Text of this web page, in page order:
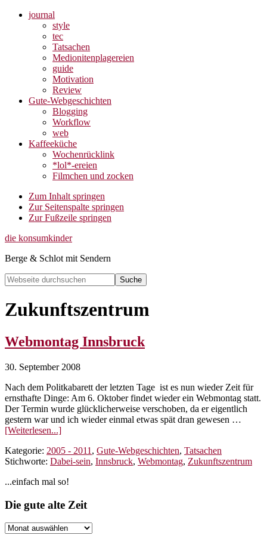
journal
style
tec
Tatsachen
Medionitenplagereien
guide
Motivation
Review
Gute-Webgeschichten
Blogging
Workflow
web
Kaffeeküche
Wochenrücklink
*lol*-ereien
Filmchen und zocken
Zum Inhalt springen
Zur Seitenspalte springen
Zur Fußzeile springen
die konsumkinder
Berge & Schlot mit Sendern
Webseite
durchsuchen
Search
Zukunftszentrum
Webmontag Innsbruck
30. September 2008
Nach dem Politkabarett der letzten Tage ist es nun wieder Zeit für
ernsthafte Dinge: Am 6. Oktober findet wieder ein Webmontag statt.
Der Termin wurde glücklicherweise verschoben, da er eigentlich
gestern war und ich wieder einmal etwas spät dran gewesen …
[Weiterlesen...]ÜberWebmontag
Kategorie: 2005 - 2011 , Gute-Webgeschichten, Tatsachen
Stichworte: Dabei-sein, Innsbruck, Webmontag, Zukunftszentrum
Seitenspalte
...einfach mal so!
Footer
Die gute alte Zeit
Die